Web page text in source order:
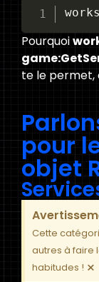
Pourquoi
te le permet,
pour
objet
Cette
autres à faire
habitudes ! ×